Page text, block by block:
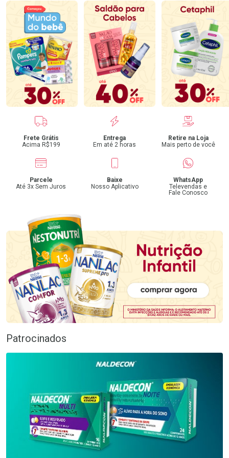
Benefícios
Frete Grátis
Acima R$199
Entrega
Em até 2 horas
Retire na Loja
Mais perto de você
Parcele
Até 3x Sem Juros
Baixe
Nosso Aplicativo
WhatsApp
Televendas e
Fale Conosco
Patrocinados